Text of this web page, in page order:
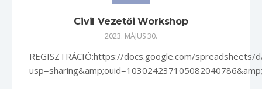
Civil Vezetői Workshop
2023. MÁJUS 30.
REGISZTRÁCIÓ:https://docs.google.com/spreadsheets/